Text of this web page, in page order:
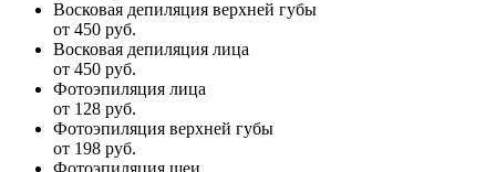
Восковая депиляция верхней губы
от 450 руб.
Восковая депиляция лица
от 450 руб.
Фотоэпиляция лица
от 128 руб.
Фотоэпиляция верхней губы
от 198 руб.
Фотоэпиляция шеи